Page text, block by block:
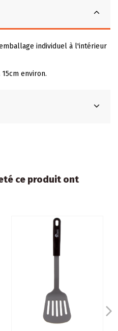
individuel à l'intérieur
environ.
ce produit ont